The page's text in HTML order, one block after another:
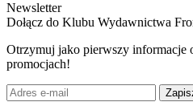
Newsletter
Dołącz do Klubu Wydawnictwa
Otrzymuj jako pierwszy informacje
promocjach!